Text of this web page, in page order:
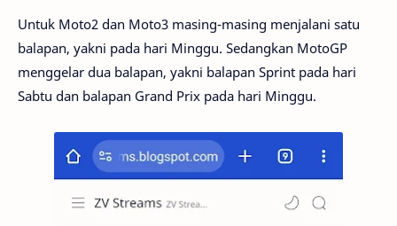
Untuk Moto2 dan Moto3 masing-masing menjalani satu
balapan, yakni pada hari Minggu. Sedangkan MotoGP
menggelar dua balapan, yakni balapan Sprint pada hari
Sabtu dan balapan Grand Prix pada hari Minggu.